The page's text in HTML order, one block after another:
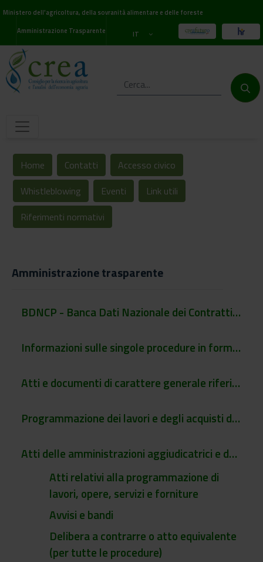
Ministero dell'agricoltura, della sovranità alimentare e delle foreste
Amministrazione Trasparente
IT
Home Contatti
Accesso civico
Whistleblowing
Eventi
Link utili
Riferimenti normativi
Amministrazione trasparente
BDNCP - Banca Dati Nazionale dei Contratti Pubblici
Informazioni sulle singole procedure in formato tabellare
Atti e documenti di carattere generale riferiti a tutte le procedure
Programmazione dei lavori e degli acquisti di beni e di servizi
Atti delle amministrazioni aggiudicatrici e degli enti aggiudicatori distintamente per ogni procedura di affidamento
Atti relativi alla programmazione di
lavori, opere, servizi e forniture
Avvisi e bandi
Delibera a contrarre o atto equivalente
(per tutte le procedure)